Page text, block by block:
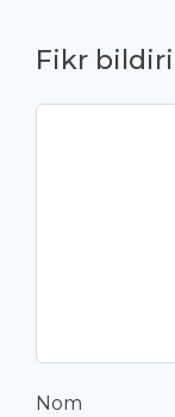
Fikr
Nom